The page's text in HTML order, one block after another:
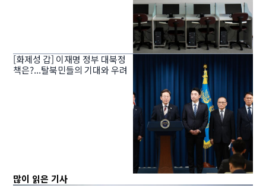
[화제성 갑] 이재명 정부 대북정
책은?...탈북민들의 기대와 우려
많이 읽은 기사